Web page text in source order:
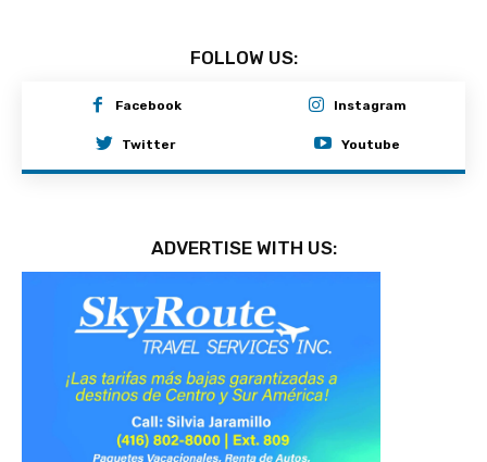
FOLLOW US:
Facebook Instagram
Twitter Youtube
ADVERTISE WITH US: